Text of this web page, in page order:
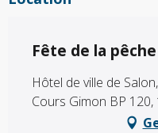
Fête de la
Hôtel de ville de
Cours Gimon BP